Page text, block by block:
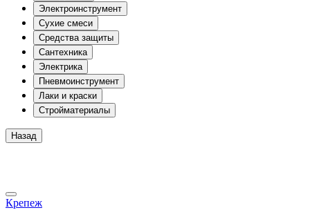
Электроинструмент
Сухие смеси
Средства защиты
Сантехника
Электрика
Пневмоинструмент
Лаки и краски
Стройматериалы
Назад
Крепеж